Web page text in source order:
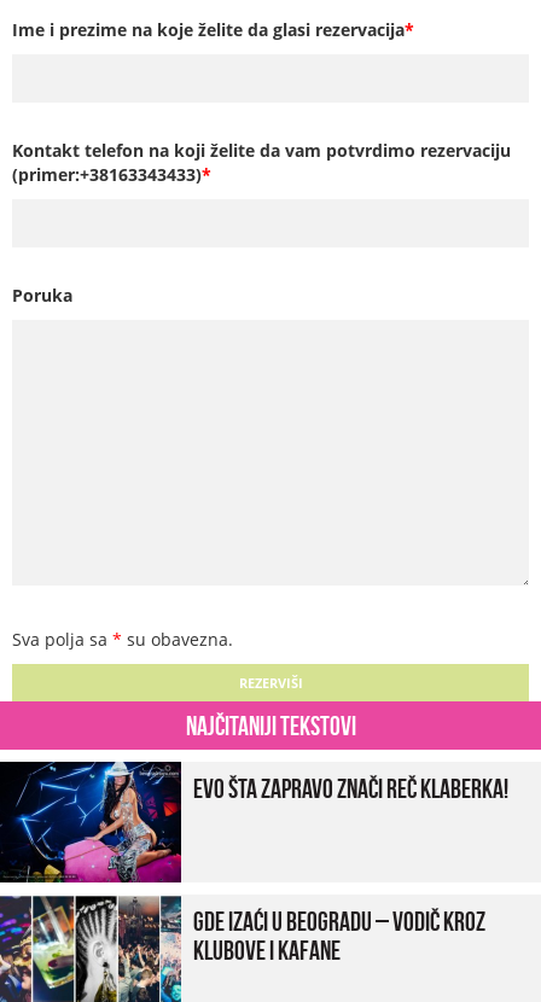
Ime i prezime na koje želite da glasi rezervacija*
Kontakt telefon na koji želite da vam potvrdimo rezervaciju
(primer:+38163343433)*
Poruka
Sva polja sa * su obavezna.
Najčitaniji tekstovi
Evo šta zapravo znači reč klaberka!
Gde izaći u Beogradu – vodič kroz
klubove i kafane